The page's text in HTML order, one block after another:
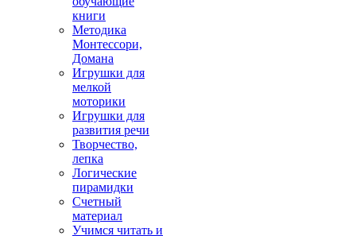
книги
Методика
Монтессори,
Домана
Игрушки для
мелкой
моторики
Игрушки для
развития речи
Творчество,
лепка
Логические
пирамидки
Счетный
материал
Учимся читать и